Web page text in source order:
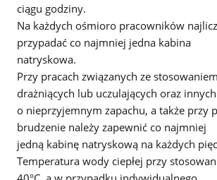
ciągu godziny.
Na każdych ośmioro pracowników
przypadać co najmniej jedna kabina
natryskowa.
Przy pracach związanych ze
drażniących lub uczulających oraz
o nieprzyjemnym zapachu, a także
brudzenie należy zapewnić co najmniej
jedną kabinę natryskową na każdych
Temperatura wody ciepłej przy